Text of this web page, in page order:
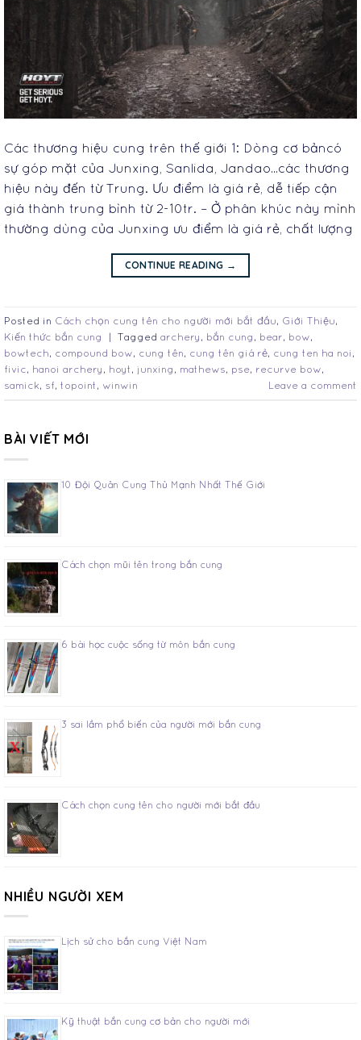
Các thương hiệu cung trên thế giới 1: Dòng cơ bảncó
sự góp mặt của Junxing, Sanlida, Jandao…các thương
hiệu này đến từ Trung. Ưu điểm là giá rẻ, dễ tiếp cận
giá thành trung bình từ 2-10tr. – Ở phân khúc này mình
thường dùng của Junxing ưu điểm là giá rẻ, chất lượng
CONTINUE READING →
Posted in Cách chọn cung tên cho người mới bắt đầu, Giới Thiệu,
Kiến thức bắn cung
| Tagged archery , bắn cung , bear, bow,
bowtech, compound bow, cung tên, cung tên giá rẻ, cung ten ha noi ,
fivic, hanoi archery , hoyt , junxing , mathews, pse, recurve bow,
samick, sf, topoint , winwin Leave a comment
BÀI VIẾT MỚI
10 Đội Quân Cung Thủ Mạnh Nhất Thế Giới
Cách chọn mũi tên trong bắn cung
6 bài học cuộc sống từ môn bắn cung
3 sai lầm phổ biến của người mới bắn cung
Cách chọn cung tên cho người mới bắt đầu
NHIỀU NGƯỜI XEM
Lịch sử cho bắn cung Việt Nam
Kỹ thuật bắn cung cơ bản cho người mới